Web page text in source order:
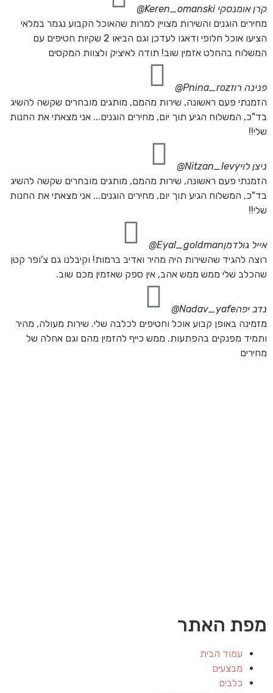
קרן אומנסקי Keren_omanski@
מחירים הוגנים והשירות מצויין למרות שהאוכל הקבוע נגמר במלאי
הציעו אוכל חלופי ודאגו לעדכן וגם הביאו 2 שקיות חטיפים עם
המשלוח בהחלט אזמין שוב! תודה לאיציק ולצוות המקסים
פנינה רוזPnina_roz@
הזמנתי פעם ראשונה, שירות מהמם, מותגים מובחרים שקשה להשיג
בד"כ, המשלוח הגיע תוך יום, מחירים הוגנים... אני מצאתי את החנות
שלי!!
ניצן לויNitzan_levy@
הזמנתי פעם ראשונה, שירות מהמם, מותגים מובחרים שקשה להשיג
בד"כ, המשלוח הגיע תוך יום, מחירים הוגנים... אני מצאתי את החנות
שלי!!
אייל גולדמןEyal_goldman@
רוצה להגיד שהשירות היה מהיר ואדיב ברמות! וקיבלנו גם צ'ופר קטן
שהכלב שלי ממש ממש אהב, אין ספק שאזמין מכם שוב.
נדב יפהNadav_yafe@
מזמינה באופן קבוע אוכל וחטיפים לכלבה שלי. שירות מעולה, מהיר
ותמיד מפנקים בהפתעות. ממש כייף להזמין מהם וגם אחלה של
מחירים
מפת האתר
עמוד הבית
מבצעים
כלבים